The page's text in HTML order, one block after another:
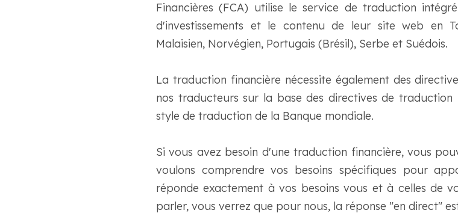
Financières (FCA) utilise le service de traduction
d'investissements et le contenu de leur site web en
Malaisien, Norvégien, Portugais (Brésil), Serbe et Suédois.
La traduction financière nécessite également des
nos traducteurs sur la base des directives de traduction
style de traduction de la Banque mondiale.
Si vous avez besoin d'une traduction financière, vous
voulons comprendre vos besoins spécifiques pour
réponde exactement à vos besoins vous et à celles de
parler, vous verrez que pour nous, la réponse "en direct"